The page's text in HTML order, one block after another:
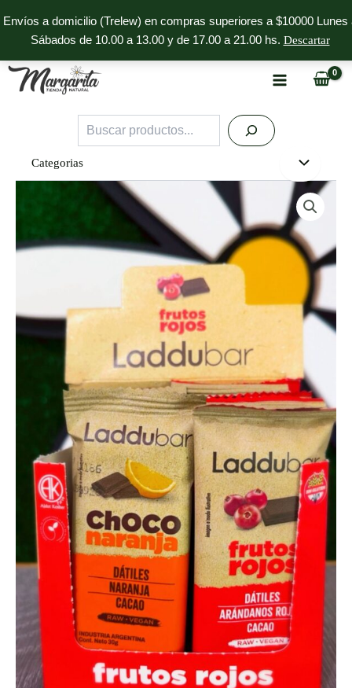
Envíos a domicilio (Trelew) en compras superiores a $10000 Lunes
Sábados de 10.00 a 13.00 y de 17.00 a 21.00 hs. Descartar
al
contenido
Buscar
Categorias
cantidad